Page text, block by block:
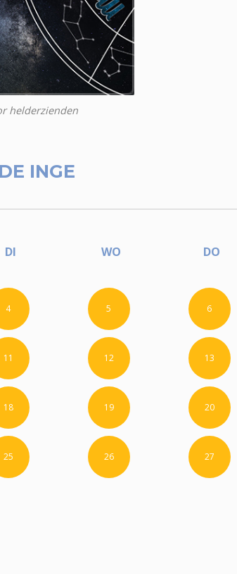
helderzienden
INGE
DI WO DO
4 5 6
11 12 13
18 19 20
25 26 27